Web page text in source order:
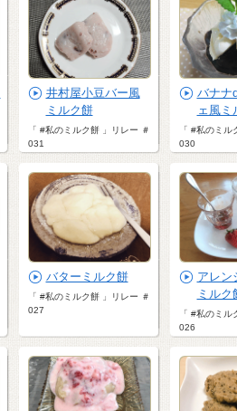
井村屋小豆バー風
ミルク餅
「 #私のミルク餅 」リレー ＃
031
バナナ
ェ風ミ
「 #私のミ
030
バターミルク餅
「 #私のミルク餅 」リレー ＃
027
アレン
ミルク
「 #私のミ
026